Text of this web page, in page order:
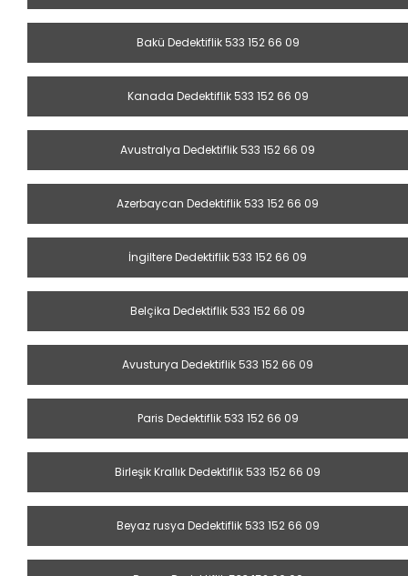
Bakü Dedektiflik 533 152 66 09
Kanada Dedektiflik 533 152 66 09
Avustralya Dedektiflik 533 152 66 09
Azerbaycan Dedektiflik 533 152 66 09
İngiltere Dedektiflik 533 152 66 09
Belçika Dedektiflik 533 152 66 09
Avusturya Dedektiflik 533 152 66 09
Paris Dedektiflik 533 152 66 09
Birleşik Krallık Dedektiflik 533 152 66 09
Beyaz rusya Dedektiflik 533 152 66 09